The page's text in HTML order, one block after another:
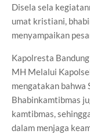
Disela sela
umat kristiani,
menyampaikan
Kapolresta
MH Melalui
mengatakan bahwa
Bhabinkamtibmas
kamtibmas,
dalam menjaga